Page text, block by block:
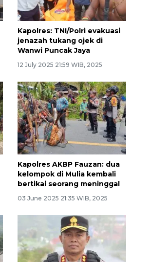
Kapolres: TNI/Polri evakuasi
jenazah tukang ojek di
Wanwi Puncak Jaya
12 July 2025 21:59 WIB, 2025
Kapolres AKBP Fauzan: dua
kelompok di Mulia kembali
bertikai seorang meninggal
03 June 2025 21:35 WIB, 2025